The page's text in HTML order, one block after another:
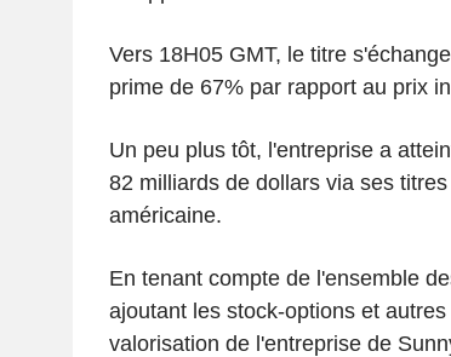
Vers 18H05 GMT, le titre
prime de 67% par rapport au prix
Un peu plus tôt, l'entreprise a
82 milliards de dollars via ses
américaine.
En tenant compte de l'ensemble
ajoutant les stock-options et
valorisation de l'entreprise de